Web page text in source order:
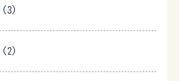
(3)
(2)